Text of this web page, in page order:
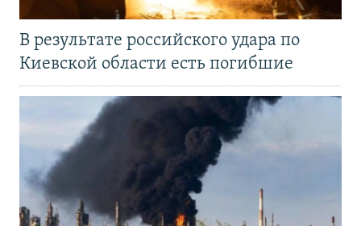
В результате российского удара по
Киевской области есть погибшие